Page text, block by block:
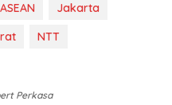
Jakarta
NTT
Perkasa